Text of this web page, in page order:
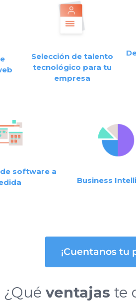
Selección de talento
tecnológico para tu
empresa
software a
Business
¡Cuentanos tu
¿Qué ventajas te